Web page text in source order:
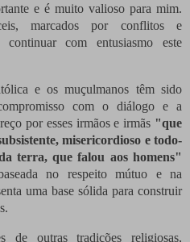
e é muito valioso para mim.
marcados por conflitos e
continuar com entusiasmo este
e os muçulmanos têm sido
com o diálogo e a
por esses irmãos e irmãs "que
misericordioso e todo-
terra, que falou aos homens"
no respeito mútuo e na
uma base sólida para construir
de outras tradições religiosas,